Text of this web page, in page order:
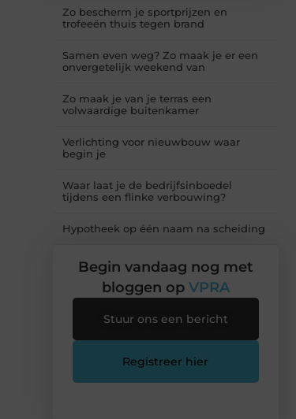
Zo bescherm je sportprijzen en
trofeeën thuis tegen brand
Samen even weg? Zo maak je er een
onvergetelijk weekend van
Zo maak je van je terras een
volwaardige buitenkamer
Verlichting voor nieuwbouw waar
begin je
Waar laat je de bedrijfsinboedel
tijdens een flinke verbouwing?
Hypotheek op één naam na scheiding
Begin vandaag nog met
bloggen op VPRA
Stuur ons een bericht
Registreer hier